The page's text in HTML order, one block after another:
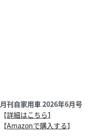
月刊自家用車 2026年6月号
【詳細はこちら】
【Amazonで購入する】